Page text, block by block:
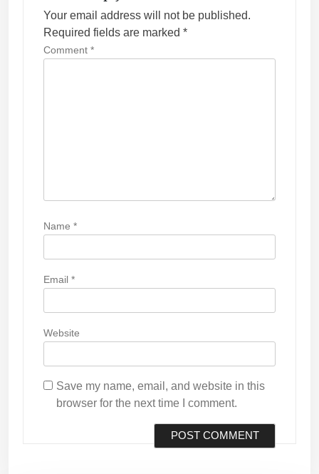
Your email address will not be published.
Required fields are marked *
Comment *
Name *
Email *
Website
Save my name, email, and website in this
browser for the next time I comment.